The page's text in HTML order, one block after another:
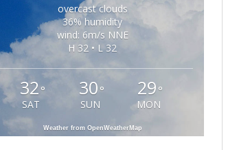
overcast clouds
36% humidity
wind: 6m/s NNE
H 32 • L 32
32 °
SAT
30 °
SUN
29 °
MON
Weather from OpenWeatherMap